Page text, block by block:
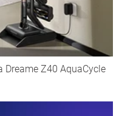
Dreame Z40 AquaCycle